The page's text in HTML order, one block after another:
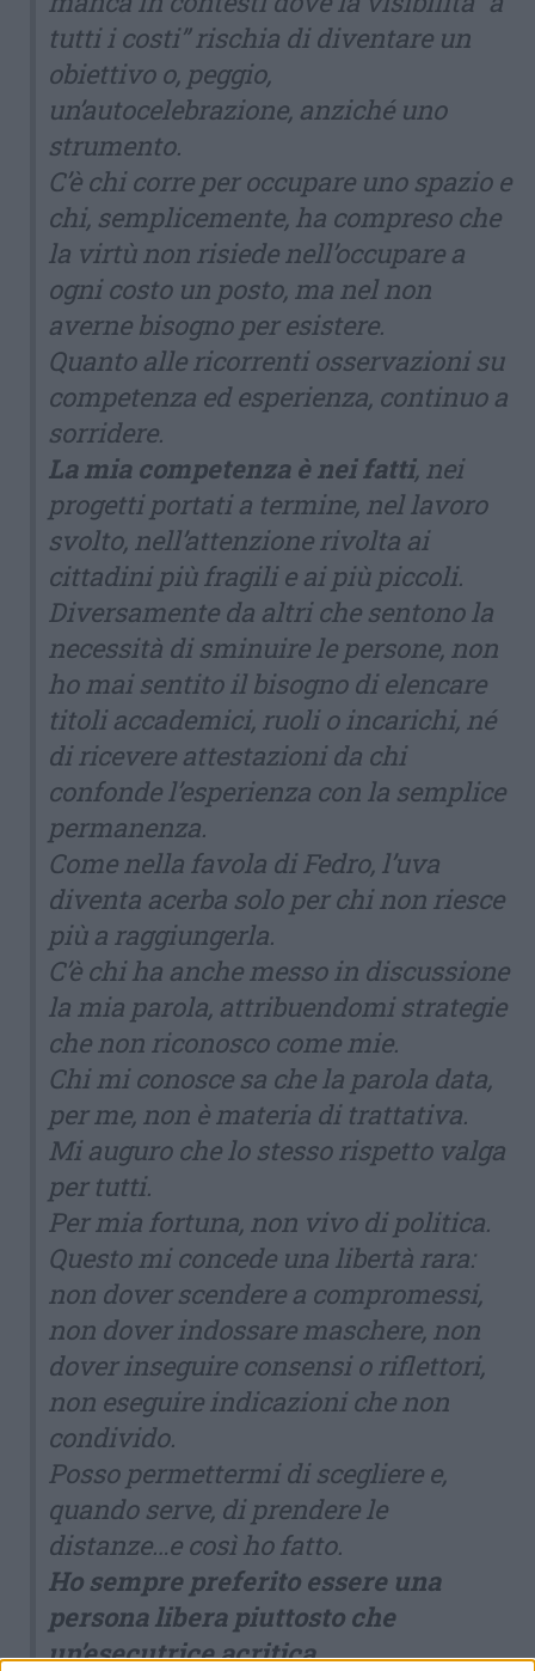
tutti i costi” rischia di diventare un
obiettivo o, peggio,
un’autocelebrazione, anziché uno
strumento.
C’è chi corre per occupare uno spazio e
chi, semplicemente, ha compreso che
la virtù non risiede nell’occupare a
ogni costo un posto, ma nel non
averne bisogno per esistere.
Quanto alle ricorrenti osservazioni su
competenza ed esperienza, continuo a
sorridere.
La mia competenza è nei fatti, nei
progetti portati a termine, nel lavoro
svolto, nell’attenzione rivolta ai
cittadini più fragili e ai più piccoli.
Diversamente da altri che sentono la
necessità di sminuire le persone, non
ho mai sentito il bisogno di elencare
titoli accademici, ruoli o incarichi, né
di ricevere attestazioni da chi
confonde l’esperienza con la semplice
permanenza.
Come nella favola di Fedro, l’uva
diventa acerba solo per chi non riesce
più a raggiungerla.
C’è chi ha anche messo in discussione
la mia parola, attribuendomi strategie
che non riconosco come mie.
Chi mi conosce sa che la parola data,
per me, non è materia di trattativa.
Mi auguro che lo stesso rispetto valga
per tutti.
Per mia fortuna, non vivo di politica.
Questo mi concede una libertà rara:
non dover scendere a compromessi,
non dover indossare maschere, non
dover inseguire consensi o riflettori,
non eseguire indicazioni che non
condivido.
Posso permettermi di scegliere e,
quando serve, di prendere le
distanze…e così ho fatto.
Ho sempre preferito essere una
persona libera piuttosto che
un’esecutrice acritica.